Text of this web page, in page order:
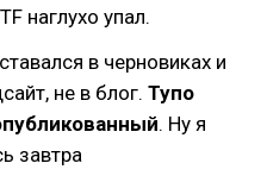
наглухо упал.
в черновиках и
не в блог. Тупо
. Ну я
завтра